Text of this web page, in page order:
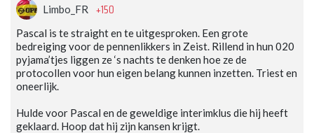
Limbo_FR +150
Pascal is te straight en te uitgesproken. Een grote
bedreiging voor de pennenlikkers in Zeist. Rillend in hun 020
pyjama’tjes liggen ze ‘s nachts te denken hoe ze de
protocollen voor hun eigen belang kunnen inzetten. Triest en
oneerlijk.
Hulde voor Pascal en de geweldige interimklus die hij heeft
geklaard. Hoop dat hij zijn kansen krijgt.